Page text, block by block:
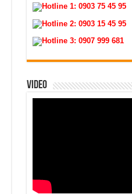
Hotline 1: 0903 75 45 95
Hotline 2: 0903 15 45 95
Hotline 3: 0907 999 681
VIDEO